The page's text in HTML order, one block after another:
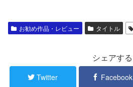
お勧め作品・レビュー タイトル
シェアする
Twitter Facebook